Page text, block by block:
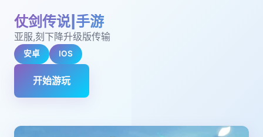
仗剑传说|手游
亚服,刻下降升级版传输
安卓 IOS
开始游玩